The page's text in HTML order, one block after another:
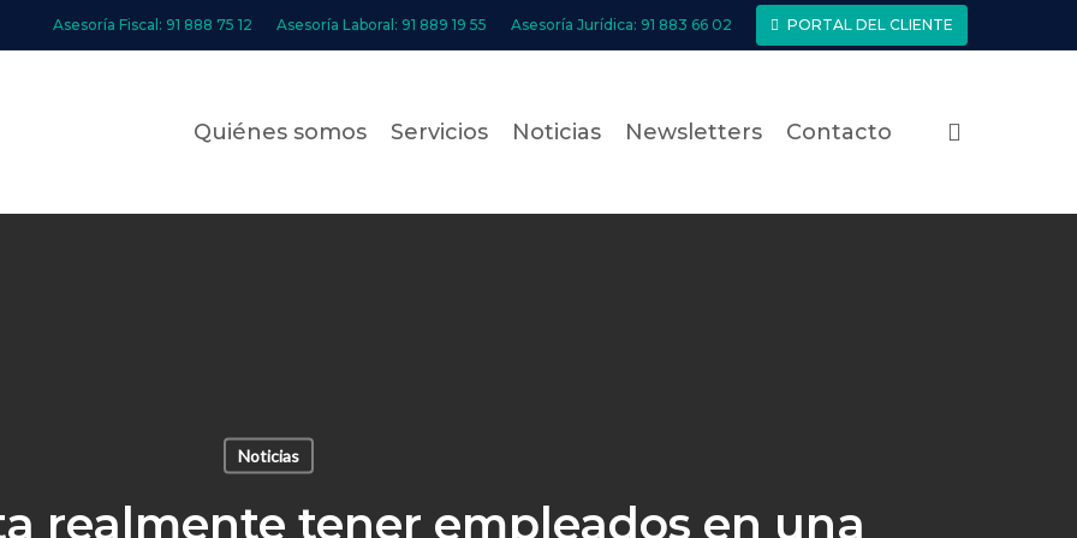
Asesoría Fiscal: 91 888 75 12 Asesoría Laboral: 91 889 19 55 Asesoría Jurídica: 91 883 66 02 PORTAL DEL CLIENTE
Quiénes somos Servicios Noticias Newsletters Contacto
Noticias
realmente tener empleados en una